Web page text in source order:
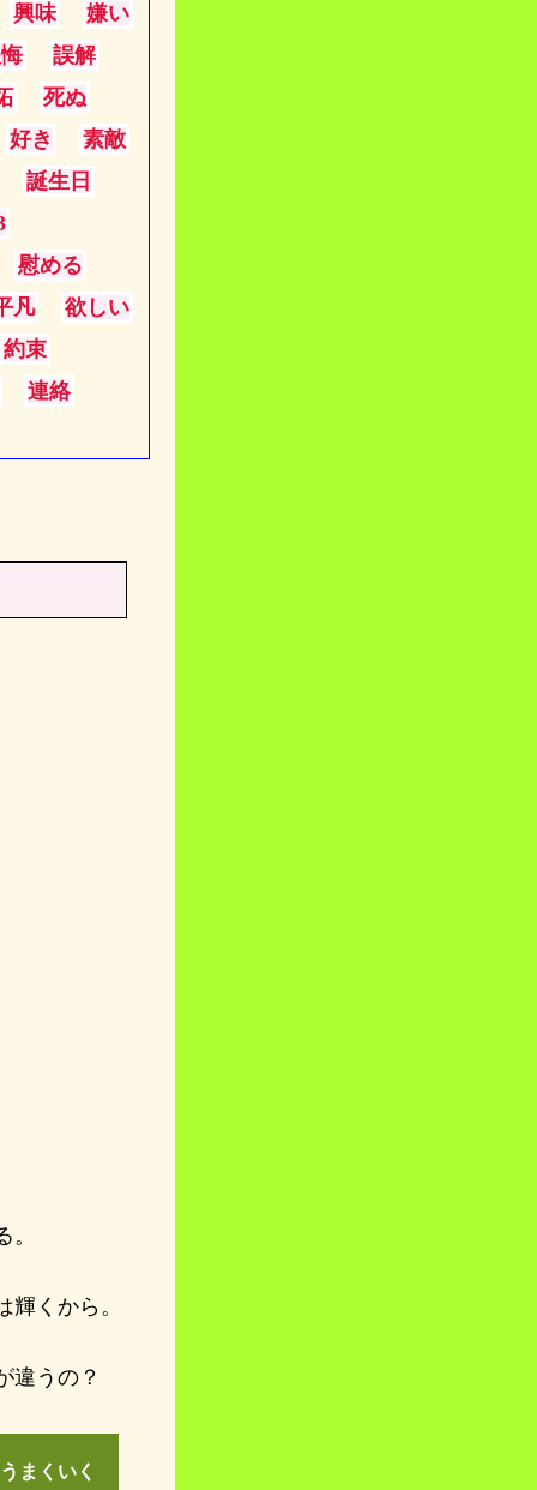
興味
嫌い
誤解
死ぬ
好き
素敵
誕生日
慰める
凡
欲しい
約束
連絡
くから。
違うの？
まくいく